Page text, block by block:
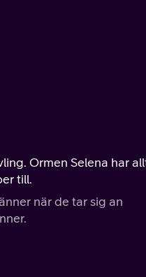
Ormen Selena har
till.
när de tar sig an